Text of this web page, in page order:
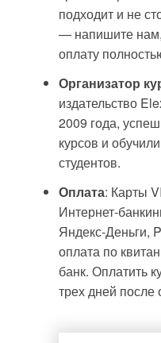
подходит и не
— напишите
оплату
Организатор
издательство
2009 года,
курсов и
студентов.
Оплата: Карты
Интернет-
Яндекс-Деньги,
оплата по
банк. Оплатить
трех дней